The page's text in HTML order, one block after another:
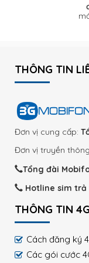
THÔNG TIN
Đơn vị cung cấp:
Đơn vị truyền
Tổng đài
Hotline sim trả
THÔNG TIN 4G
Cách đăng ký
Các gói cước